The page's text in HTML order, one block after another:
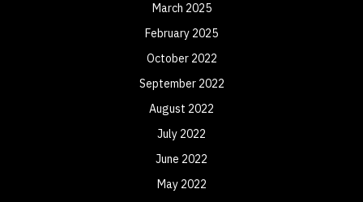
March 2025
February 2025
October 2022
September 2022
August 2022
July 2022
June 2022
May 2022